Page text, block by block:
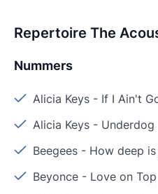
Repertoire The
Nummers
Alicia Keys - If I Ain't
Alicia Keys - Underdog
Beegees - How deep
Beyonce - Love on Top